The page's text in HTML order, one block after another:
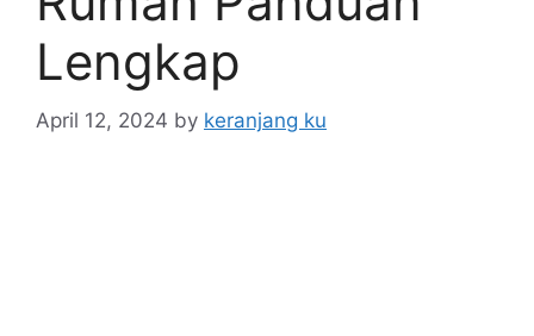
Lengkap
April 12, 2024 by keranjang ku